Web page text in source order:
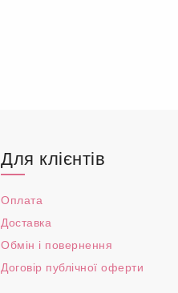
Для клієнтів
Оплата
Доставка
Обмін і повернення
Договір публічної оферти